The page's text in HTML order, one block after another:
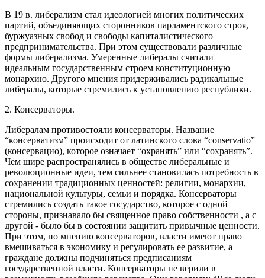
В 19 в. либерализм стал идеологией многих политических
партий, объединяющих сторонников парламентского строя,
буржуазных свобод и свободы капиталистического
предпринимательства. При этом существовали различные
формы либерализма. Умеренные либералы считали
идеальным государственным строем конституционную
монархию. Другого мнения придерживались радикальные
либералы, которые стремились к установлению республики.
2. Консерваторы.
Либералам противостояли консерваторы. Название
“консерватизм” происходит от латинского слова “conservatio”
(консервацио), которое означает “охранять” или “сохранять”.
Чем шире распространялись в обществе либеральные и
революционные идеи, тем сильнее становилась потребность в
сохранении традиционных ценностей: религии, монархии,
национальной культуры, семьи и порядка. Консерваторы
стремились создать такое государство, которое с одной
стороны, признавало бы священное право собственности , а с
другой - было бы в состоянии защитить привычные ценности.
При этом, по мнению консерваторов, власти имеют право
вмешиваться в экономику и регулировать ее развитие, а
граждане должны подчиняться предписаниям
государственной власти. Консерваторы не верили в